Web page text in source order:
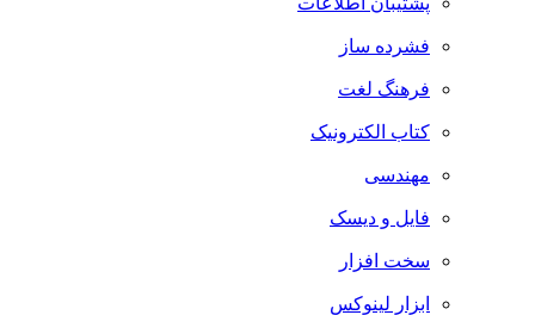
فشرده ساز
فرهنگ لغت
کتاب الکترونیک
مهندسی
فایل و دیسک
سخت افزار
ابزار لینوکس